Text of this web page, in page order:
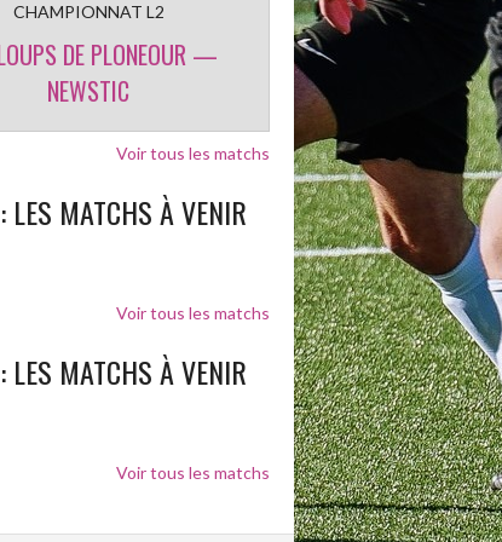
CHAMPIONNAT L2
DE PLONEOUR —
NEWSTIC
Voir tous les matchs
LES MATCHS À VENIR
Voir tous les matchs
LES MATCHS À VENIR
Voir tous les matchs